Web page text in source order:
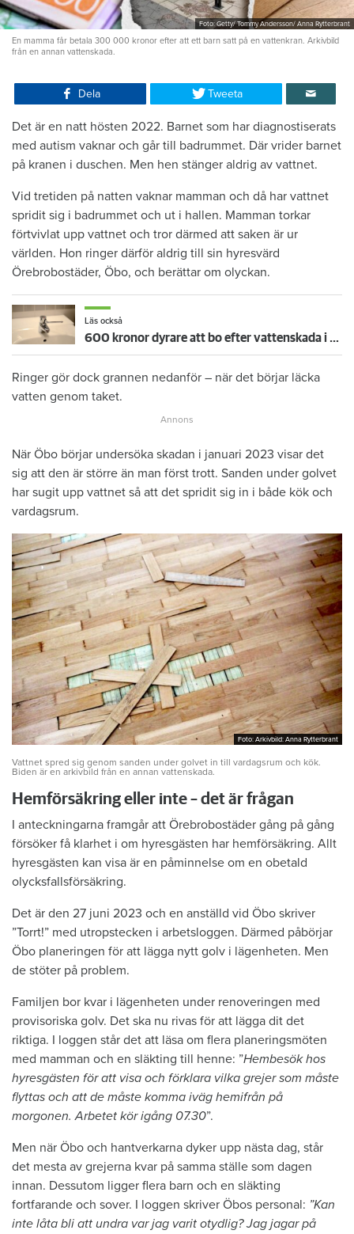
Foto: Getty/ Tommy Andersson/ Anna Rytterbrant
En mamma får betala 300 000 kronor efter att ett barn satt på en vattenkran. Arkivbild
från en annan vattenskada.
Dela Tweeta
Det är en natt hösten 2022. Barnet som har diagnostiserats
med autism vaknar och går till badrummet. Där vrider barnet
på kranen i duschen. Men hen stänger aldrig av vattnet.
Vid tretiden på natten vaknar mamman och då har vattnet
spridit sig i badrummet och ut i hallen. Mamman torkar
förtvivlat upp vattnet och tror därmed att saken är ur
världen. Hon ringer därför aldrig till sin hyresvärd
Örebrobostäder, Öbo, och berättar om olyckan.
Läs också
600 kronor dyrare att bo efter vattenskada i Varberg
Ringer gör dock grannen nedanför – när det börjar läcka
vatten genom taket.
När Öbo börjar undersöka skadan i januari 2023 visar det
sig att den är större än man först trott. Sanden under golvet
har sugit upp vattnet så att det spridit sig in i både kök och
vardagsrum.
Foto: Arkivbild: Anna Rytterbrant
Foto: Arkivbild: Anna Rytterbrant
Vattnet spred sig genom sanden under golvet in till vardagsrum och kök.
Biden är en arkivbild från en annan vattenskada.
Hemförsäkring eller inte – det är frågan
I anteckningarna framgår att Örebrobostäder gång på gång
försöker få klarhet i om hyresgästen har hemförsäkring. Allt
hyresgästen kan visa är en påminnelse om en obetald
olycksfallsförsäkring.
Det är den 27 juni 2023 och en anställd vid Öbo skriver
”Torrt!” med utropstecken i arbetsloggen. Därmed påbörjar
Öbo planeringen för att lägga nytt golv i lägenheten. Men
de stöter på problem.
Familjen bor kvar i lägenheten under renoveringen med
provisoriska golv. Det ska nu rivas för att lägga dit det
riktiga. I loggen står det att läsa om flera planeringsmöten
med mamman och en släkting till henne: ”Hembesök hos
hyresgästen för att visa och förklara vilka grejer som måste
flyttas och att de måste komma iväg hemifrån på
morgonen. Arbetet kör igång 07.30”.
Men när Öbo och hantverkarna dyker upp nästa dag, står
det mesta av grejerna kvar på samma ställe som dagen
innan. Dessutom ligger flera barn och en släkting
fortfarande och sover. I loggen skriver Öbos personal: ”Kan
inte låta bli att undra var jag varit otydlig? Jag jagar på